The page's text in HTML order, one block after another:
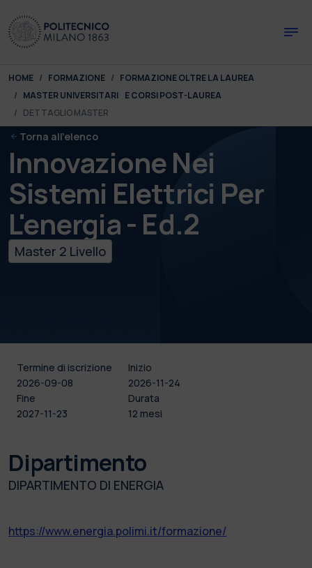
You are here:
HOME FORMAZIONE
FORMAZIONE OLTRE LA LAUREA
MASTER UNIVERSITARI E CORSI POST-LAUREA
DETTAGLIO MASTER
Torna all'elenco
Innovazione Nei
Sistemi Elettrici Per
L'energia - Ed.2
Master 2 Livello
Termine di iscrizione
2026-09-08
Inizio
2026-11-24
Fine
2027-11-23
Durata
12 mesi
Dipartimento
DIPARTIMENTO DI ENERGIA
https://www.energia.polimi.it/formazione/